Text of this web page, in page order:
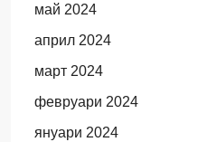
май 2024
април 2024
март 2024
февруари 2024
януари 2024